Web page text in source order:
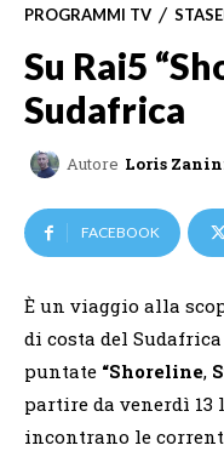
PROGRAMMI TV
Su Rai5
Sudafrica
Autore Loris
FACEBOOK
È un viaggio alla
di costa del
puntate “Shoreline,
partire da venerdì 13
incontrano le